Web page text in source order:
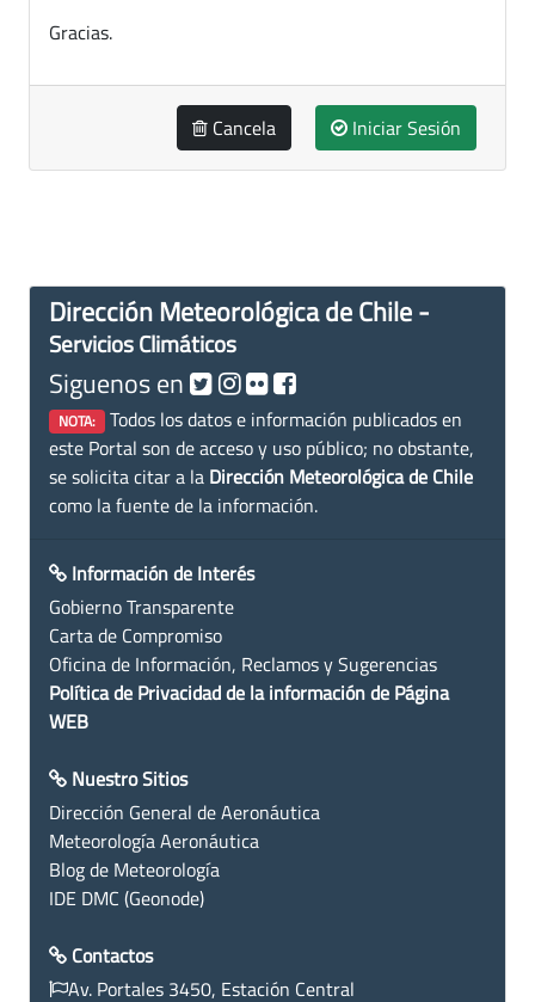
Gracias.
Cancela Iniciar Sesión
Dirección Meteorológica de Chile -
Servicios Climáticos
Siguenos en
NOTA: Todos los datos e información publicados en
este Portal son de acceso y uso público; no obstante,
se solicita citar a la Dirección Meteorológica de Chile
como la fuente de la información.
Información de Interés
Gobierno Transparente
Carta de Compromiso
Oficina de Información, Reclamos y Sugerencias
Política de Privacidad de la información de Página
WEB
Nuestro Sitios
Dirección General de Aeronáutica
Meteorología Aeronáutica
Blog de Meteorología
IDE DMC (Geonode)
Contactos
Av. Portales 3450, Estación Central